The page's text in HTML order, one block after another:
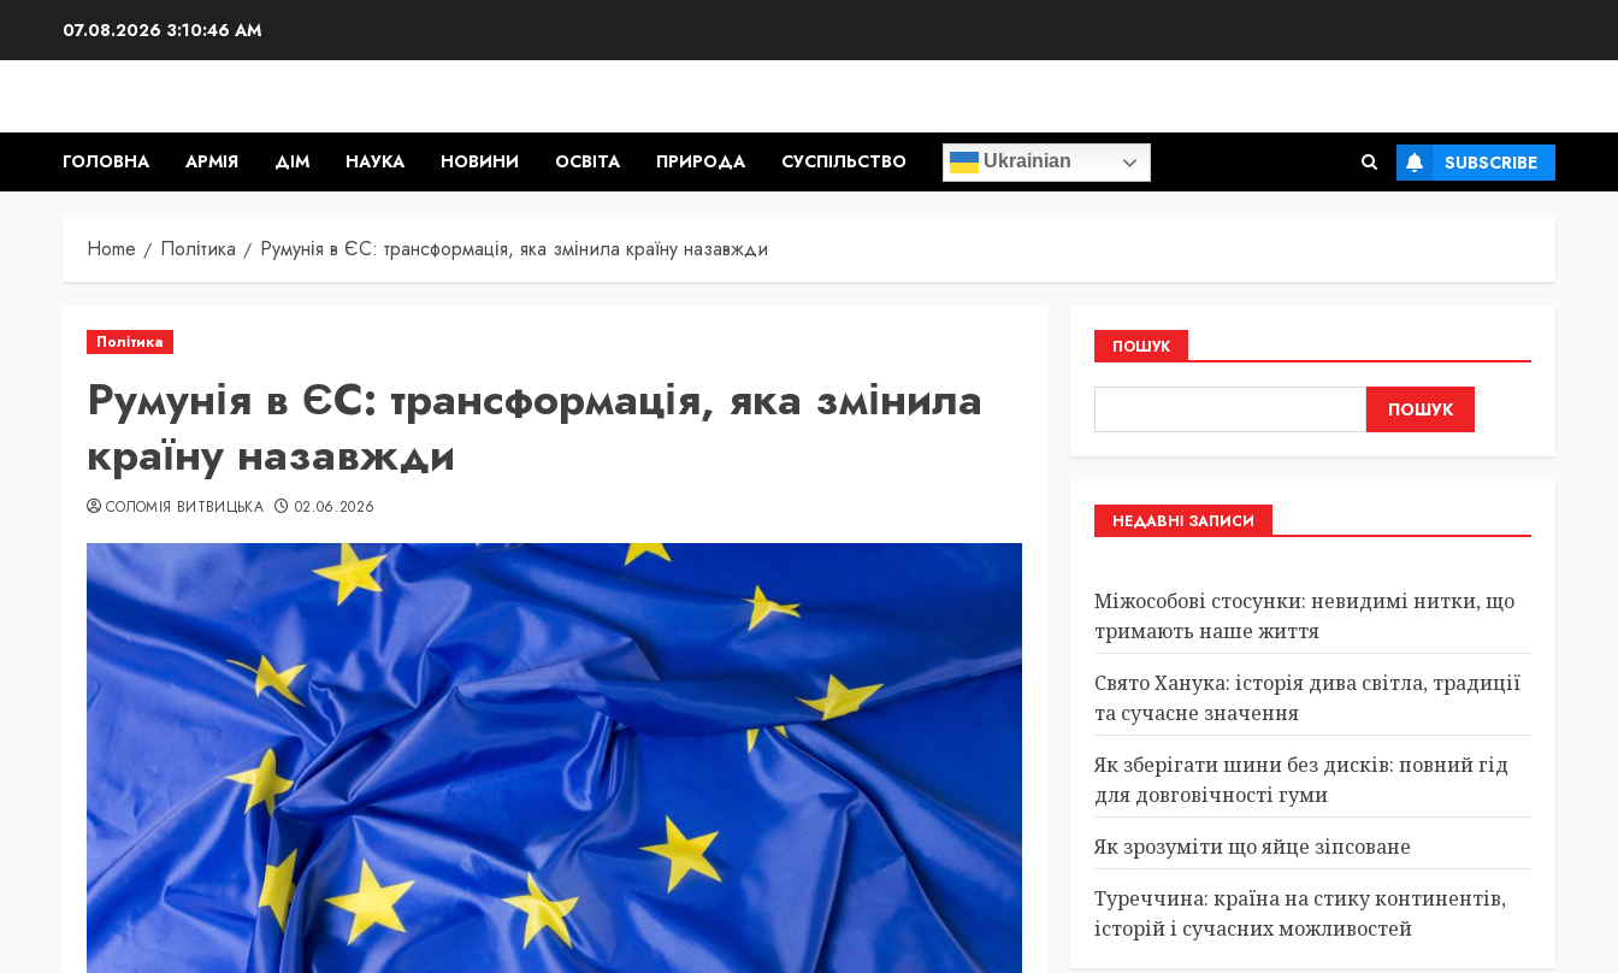
07.08.2026 3:10:47 AM
ГОЛОВНА АРМІЯ ДІМ НАУКА НОВИНИ ОСВІТА ПРИРОДА СУСПІЛЬСТВО Ukrainian SUBSCRIBE
Home Політика Румунія в ЄС: трансформація, яка змінила країну назавжди
Політика
Румунія в ЄС: трансформація, яка змінила
країну назавжди
СОЛОМІЯ ВИТВИЦЬКА 02.06.2026
ПОШУК
ПОШУК
НЕДАВНІ ЗАПИСИ
Міжособові стосунки: невидимі нитки, що
тримають наше життя
Свято Ханука: історія дива світла, традиції
та сучасне значення
Як зберігати шини без дисків: повний гід
для довговічності гуми
Як зрозуміти що яйце зіпсоване
Туреччина: країна на стику континентів,
історій і сучасних можливостей